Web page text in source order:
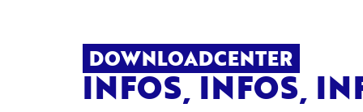
DOWNLOADCENTER
INFOS, INFOS,